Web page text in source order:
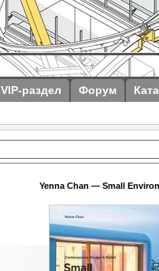
VIP-раздел Форум
Yenna Chan — Small